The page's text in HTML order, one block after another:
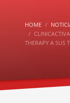
HOME
THERAPY A SUS